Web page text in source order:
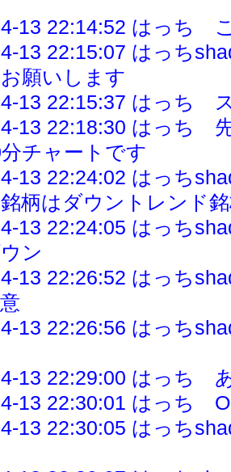
13 22:14:52 はっち
13 22:15:07 はっち
願いします
13 22:15:37 はっち
13 22:18:30 はっち
チャートです
13 22:24:02 はっち
柄はダウントレンド
13 22:24:05 はっち
ン
13 22:26:52 はっち
13 22:26:56 はっち
13 22:29:00 はっち
13 22:30:01 はっち
13 22:30:05 はっち